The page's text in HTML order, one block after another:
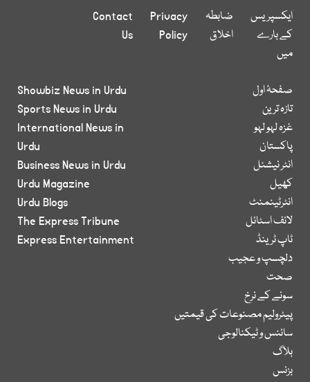
ایکسپریس
کے بارے
میں
ضابطہ
اخلاق
Privacy
Policy
Contact
Us
صفحۂ اول
تازہ ترین
غزہ لہو لہو
پاکستان
انٹر نیشنل
کھیل
انٹرٹینمنٹ
لائف اسٹائل
ٹاپ ٹرینڈ
دلچسپ و عجیب
صحت
سونے کے نرخ
پیٹرولیم مصنوعات کی قیمتیں
سائنس و ٹیکنالوجی
بلاگ
بزنس
Showbiz News in Urdu
Sports News in Urdu
International News in
Urdu
Business News in Urdu
Urdu Magazine
Urdu Blogs
The Express Tribune
Express Entertainment